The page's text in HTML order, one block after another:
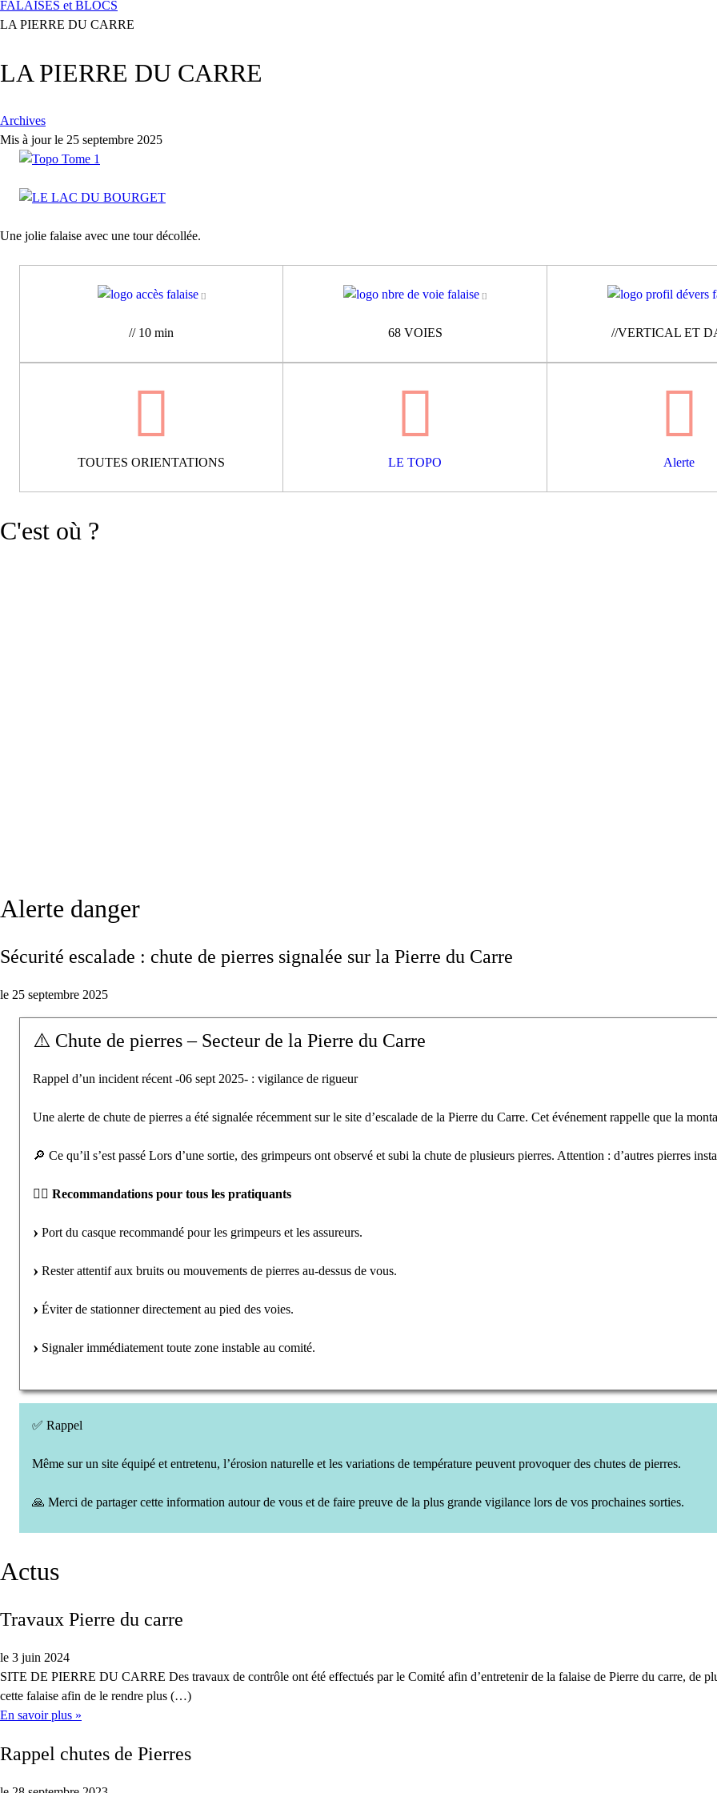
FALAISES et BLOCS
LA PIERRE DU CARRE
LA PIERRE DU CARRE
Archives
Mis à jour le 25 septembre 2025
Une jolie falaise avec une tour décollée.
// 10 min 68 VOIES //VERTICAL ET
TOUTES ORIENTATIONS LE TOPO Alerte
C'est où ?
Alerte danger
Sécurité escalade : chute de pierres signalée sur la Pierre du Carre
le 25 septembre 2025
⚠️ Chute de pierres – Secteur de la Pierre du Carre
Rappel d’un incident récent -06 sept 2025- : vigilance de rigueur
Une alerte de chute de pierres a été signalée récemment sur le site d’escalade de la Pierre du Carre. Cet événement rappelle que la
🔎 Ce qu’il s’est passé Lors d’une sortie, des grimpeurs ont observé et subi la chute de plusieurs pierres. Attention : d’autres pierres
🧗‍♂️ Recommandations pour tous les pratiquants
Port du casque recommandé pour les grimpeurs et les assureurs.
Rester attentif aux bruits ou mouvements de pierres au-dessus de vous.
Éviter de stationner directement au pied des voies.
Signaler immédiatement toute zone instable au comité.
✅ Rappel
Même sur un site équipé et entretenu, l’érosion naturelle et les variations de température peuvent provoquer des chutes de pierres.
🙏 Merci de partager cette information autour de vous et de faire preuve de la plus grande vigilance lors de vos prochaines sorties.
Actus
Travaux Pierre du carre
le 3 juin 2024
SITE DE PIERRE DU CARRE Des travaux de contrôle ont été effectués par le Comité afin d’entretenir de la falaise de Pierre du carre, de
cette falaise afin de le rendre plus (…)
En savoir plus »
Rappel chutes de Pierres